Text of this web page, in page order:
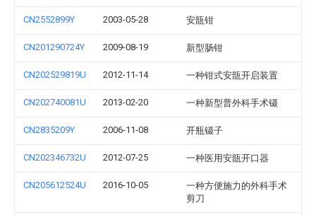
CN2552899Y 2003-05-28 安瓿钳
CN201290724Y 2009-08-19 新型肠钳
CN202529819U 2012-11-14 一种钳式安瓿开启装置
CN202740081U 2013-02-20 一种新型普外科手术镊
CN2835209Y 2006-11-08 开瓶镊子
CN202346732U 2012-07-25 一种医用安瓿开口器
CN205612524U 2016-10-05
一种方便施力的外科手术
剪刀